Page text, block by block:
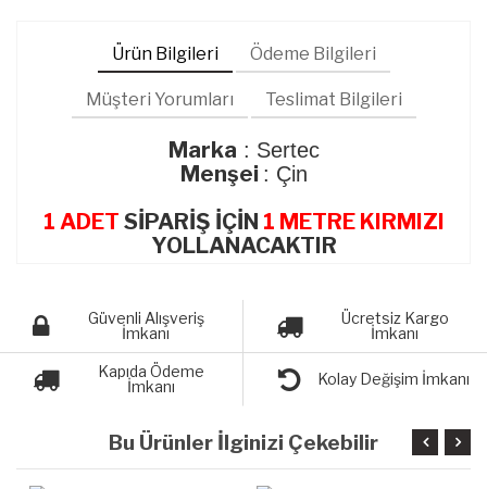
Ürün Bilgileri Ödeme Bilgileri
Müşteri Yorumları Teslimat Bilgileri
Marka : Sertec
Menşei : Çin
1 ADET SİPARİŞ İÇİN 1 METRE KIRMIZI
YOLLANACAKTIR
Güvenli Alışveriş
İmkanı
Ücretsiz Kargo
İmkanı
Kapıda Ödeme
İmkanı
Kolay Değişim İmkanı
Bu Ürünler İlginizi Çekebilir